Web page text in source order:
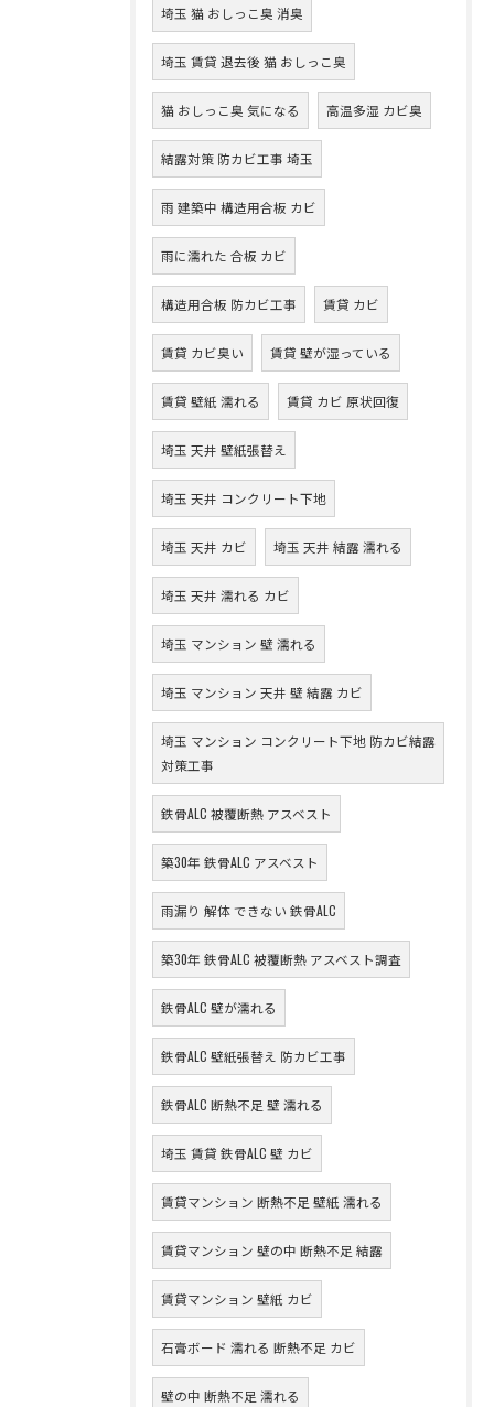
埼玉 猫 おしっこ臭 消臭
埼玉 賃貸 退去後 猫 おしっこ臭
猫 おしっこ臭 気になる 高温多湿 カビ臭
結露対策 防カビ工事 埼玉
雨 建築中 構造用合板 カビ
雨に濡れた 合板 カビ
構造用合板 防カビ工事 賃貸 カビ
賃貸 カビ臭い 賃貸 壁が湿っている
賃貸 壁紙 濡れる 賃貸 カビ 原状回復
埼玉 天井 壁紙張替え
埼玉 天井 コンクリート下地
埼玉 天井 カビ 埼玉 天井 結露 濡れる
埼玉 天井 濡れる カビ
埼玉 マンション 壁 濡れる
埼玉 マンション 天井 壁 結露 カビ
埼玉 マンション コンクリート下地 防カビ結露
対策工事
鉄骨ALC 被覆断熱 アスベスト
築30年 鉄骨ALC アスベスト
雨漏り 解体 できない 鉄骨ALC
築30年 鉄骨ALC 被覆断熱 アスベスト調査
鉄骨ALC 壁が濡れる
鉄骨ALC 壁紙張替え 防カビ工事
鉄骨ALC 断熱不足 壁 濡れる
埼玉 賃貸 鉄骨ALC 壁 カビ
賃貸マンション 断熱不足 壁紙 濡れる
賃貸マンション 壁の中 断熱不足 結露
賃貸マンション 壁紙 カビ
石膏ボード 濡れる 断熱不足 カビ
壁の中 断熱不足 濡れる